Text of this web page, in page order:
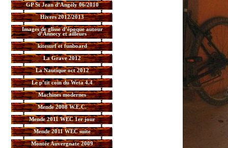
GP St Jean d’Angély 06/2010
Hivers 2012/2013
Images de glisse d’époque autour
d’Annecy et ailleurs
kitesurf et funboard
La Grave 2012
La Nautique oct 2012
Le p’tit coin du Weta 4.4
Machines modernes
Mende 2008 W.E.C.
Mende 2011 WEC 1er jour
Mende 2011 WEC suite
Montée Auvergnate 2009